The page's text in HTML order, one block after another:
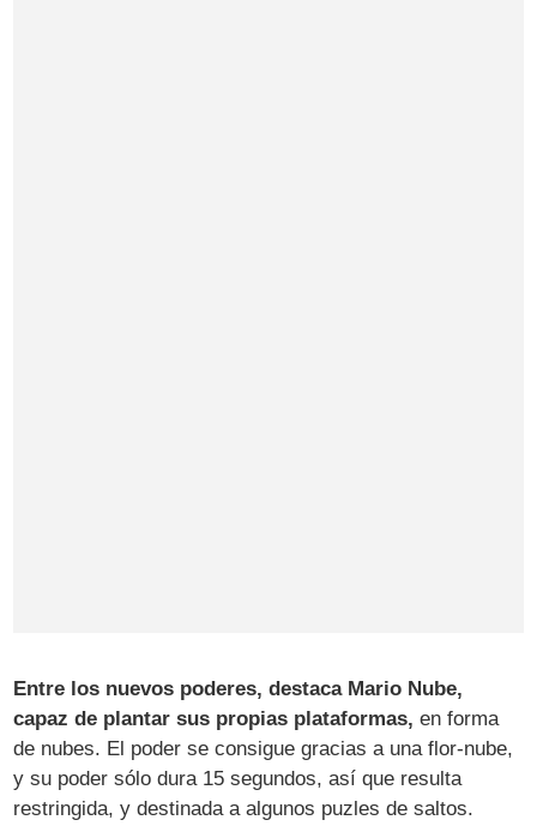
Entre los nuevos poderes, destaca Mario Nube,
capaz de plantar sus propias plataformas, en forma
de nubes. El poder se consigue gracias a una flor-nube,
y su poder sólo dura 15 segundos, así que resulta
restringida, y destinada a algunos puzles de saltos.